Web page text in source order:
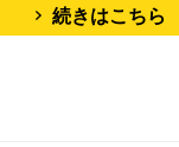
続きはこちら